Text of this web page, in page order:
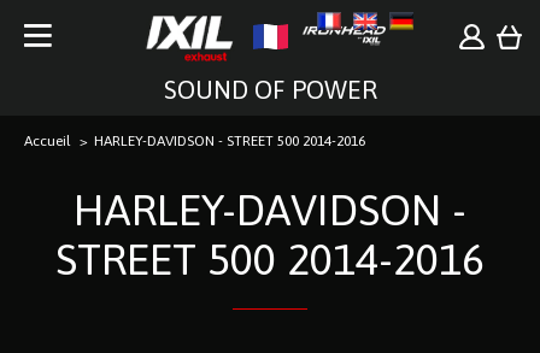
SOUND OF POWER
Accueil HARLEY-DAVIDSON - STREET 500 2014-2016
HARLEY-DAVIDSON -
STREET 500 2014-2016